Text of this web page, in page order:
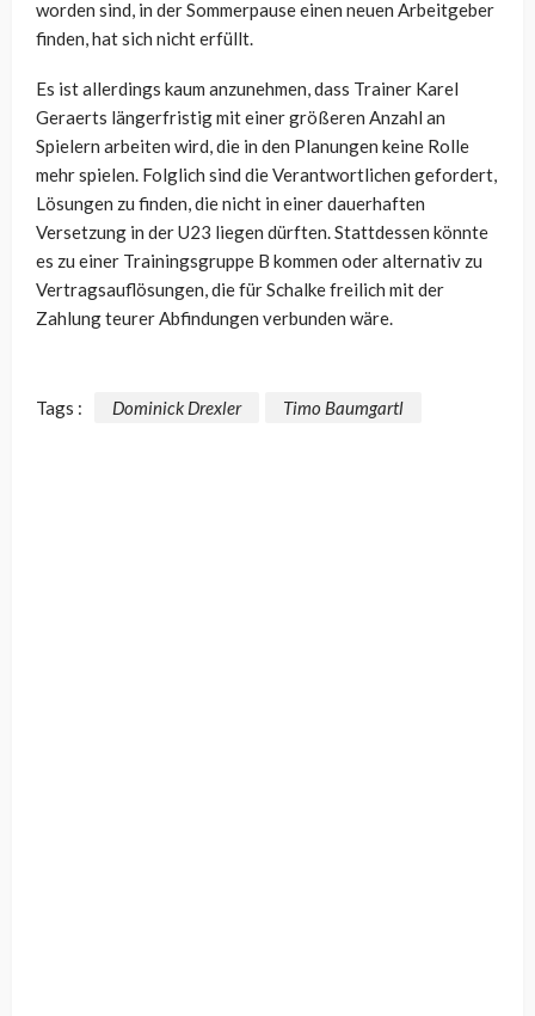
worden sind, in der Sommerpause einen neuen Arbeitgeber
finden, hat sich nicht erfüllt.
Es ist allerdings kaum anzunehmen, dass Trainer Karel
Geraerts längerfristig mit einer größeren Anzahl an
Spielern arbeiten wird, die in den Planungen keine Rolle
mehr spielen. Folglich sind die Verantwortlichen gefordert,
Lösungen zu finden, die nicht in einer dauerhaften
Versetzung in der U23 liegen dürften. Stattdessen könnte
es zu einer Trainingsgruppe B kommen oder alternativ zu
Vertragsauflösungen, die für Schalke freilich mit der
Zahlung teurer Abfindungen verbunden wäre.
Tags : Dominick Drexler Timo Baumgartl